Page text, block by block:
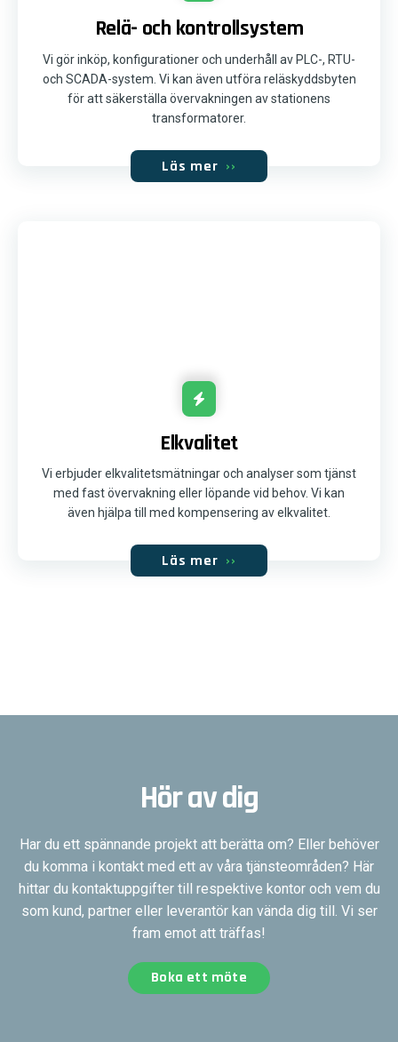
Relä- och kontrollsystem
Vi gör inköp, konfigurationer och underhåll av PLC-, RTU-
och SCADA-system. Vi kan även utföra reläskyddsbyten
för att säkerställa övervakningen av stationens
transformatorer.
Läs mer ››
Elkvalitet
Vi erbjuder elkvalitetsmätningar och analyser som tjänst
med fast övervakning eller löpande vid behov. Vi kan
även hjälpa till med kompensering av elkvalitet.
Läs mer ››
Hör av dig
Har du ett spännande projekt att berätta om? Eller behöver
du komma i kontakt med ett av våra tjänsteområden? Här
hittar du kontaktuppgifter till respektive kontor och vem du
som kund, partner eller leverantör kan vända dig till. Vi ser
fram emot att träffas!
Boka ett möte